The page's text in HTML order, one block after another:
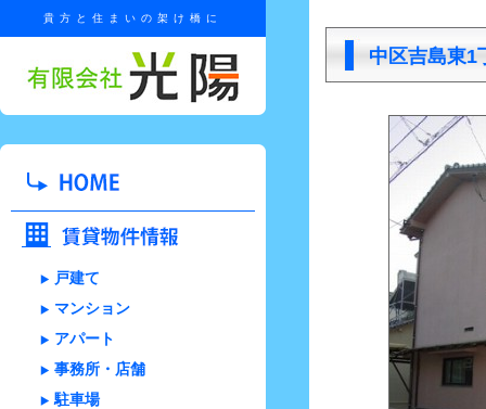
貴方と住まいの架け橋に
戸建て
マンション
アパート
事務所・店舗
駐車場
中区吉島東1